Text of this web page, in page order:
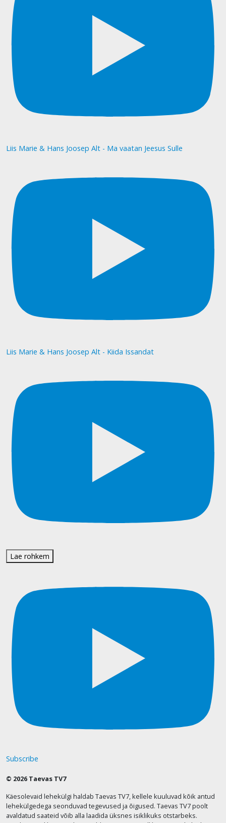
Liis Marie & Hans Joosep Alt - Ma vaatan Jeesus Sulle
Liis Marie & Hans Joosep Alt - Kiida Issandat
Lae rohkem
Subscribe
© 2026 Taevas TV7
Käesolevaid lehekülgi haldab Taevas TV7, kellele kuuluvad kõik antud
lehekülgedega seonduvad tegevused ja õigused. Taevas TV7 poolt
avaldatud saateid võib alla laadida üksnes isiklikuks otstarbeks.